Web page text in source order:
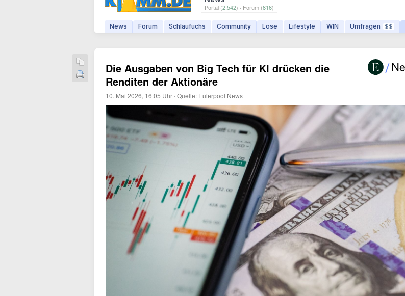
Portal (2.542) · Forum (816)
News Forum Schlaufuchs Community Lose Lifestyle WIN Umfragen $$
Die Ausgaben von Big Tech für KI drücken die
Renditen der Aktionäre
10. Mai 2026, 16:05 Uhr ·Quelle: Eulerpool News